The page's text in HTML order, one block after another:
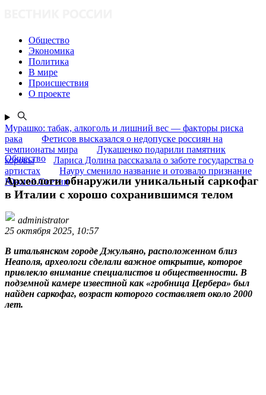
Общество
Экономика
Политика
В мире
Происшествия
О проекте
Мурашко: табак, алкоголь и лишний вес — факторы риска
рака
Фетисов высказался о недопуске россиян на
чемпионаты мира
Лукашенко подарили памятник
коровы
Лариса Долина рассказала о заботе государства о
артистах
Науру сменило название и отозвало признание
Южной Осетии
Общество
Археологи обнаружили уникальный саркофаг
в Италии с хорошо сохранившимся телом
administrator
25 октября 2025, 10:57
В итальянском городе Джульяно, расположенном близ
Неаполя, археологи сделали важное открытие, которое
привлекло внимание специалистов и общественности. В
подземной камере известной как «гробница Цербера» был
найден саркофаг, возраст которого составляет около 2000
лет.